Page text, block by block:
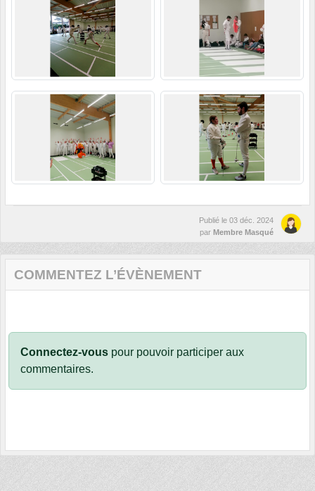
Publié le 03 déc. 2024
par Membre Masqué
COMMENTEZ L’ÉVÈNEMENT
Connectez-vous pour pouvoir participer aux
commentaires.